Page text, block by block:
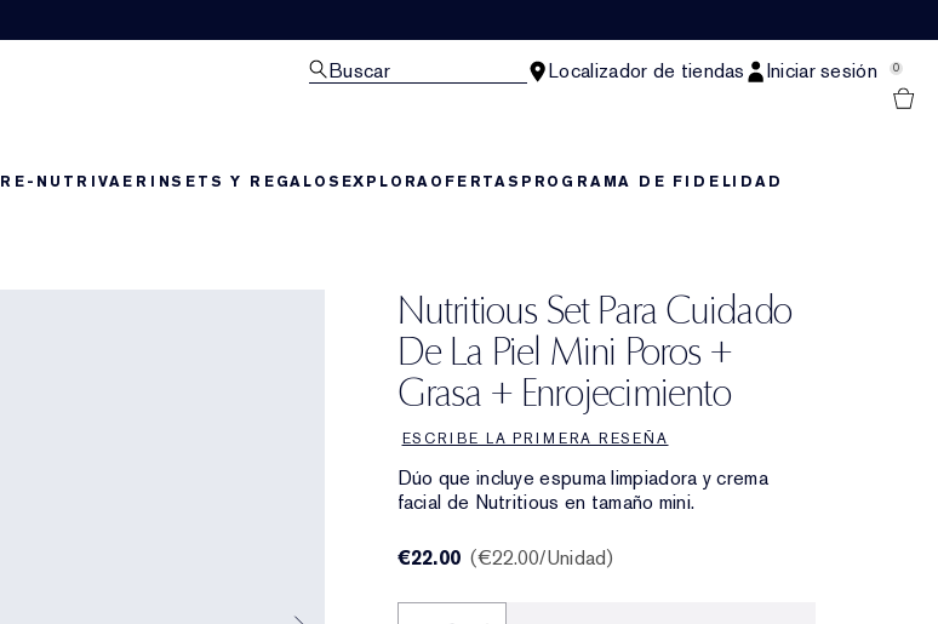
Buscar Localizador de tiendas Iniciar sesión 0
RE-NUTRIVAERINSETS Y REGALOS EXPLORAOFERTAS PROGRAMA DE FIDELIDAD
Nutritious Set Para Cuidado
De La Piel Mini Poros +
Grasa + Enrojecimiento
ESCRIBE LA PRIMERA RESEÑA
Dúo que incluye espuma limpiadora y crema
facial de Nutritious en tamaño mini.
€22.00 €22.00/Unidad